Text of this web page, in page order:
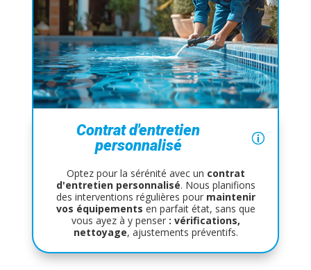
Contrat d'entretien
personnalisé
Optez pour la sérénité avec un contrat
d'entretien personnalisé. Nous planifions
des interventions régulières pour maintenir
vos équipements en parfait état, sans que
vous ayez à y penser : vérifications,
nettoyage, ajustements préventifs.